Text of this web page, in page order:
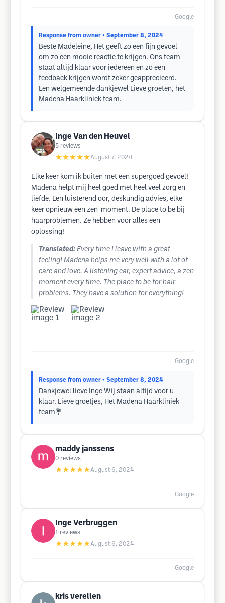
Google
Response from owner • September 8, 2024
Beste Madeleine, Het geeft zo een fijn gevoel
om zo een mooie reactie te krijgen. Ons team
staat altijd klaar voor iedereen en zo een
feedback krijgen wordt zeker geapprecieerd.
Een welgemeende dankjewel Lieve groeten, het
Madena Haarkliniek team.
Inge Van den Heuvel
5 reviews
★★★★★August 7, 2024
Elke keer kom ik buiten met een supergoed gevoel!
Madena helpt mij heel goed met heel veel zorg en
liefde. Een luisterend oor, deskundig advies, elke
keer opnieuw een zen-moment. De place to be bij
haarproblemen. Ze hebben voor alles een
oplossing!
Translated: Every time I leave with a great
feeling! Madena helps me very well with a lot of
care and love. A listening ear, expert advice, a zen
moment every time. The place to be for hair
problems. They have a solution for everything!
Google
Response from owner • September 8, 2024
Dankjewel lieve Inge Wij staan altijd voor u
klaar. Lieve groetjes, Het Madena Haarkliniek
team💐
maddy janssens
0 reviews
★★★★★August 6, 2024
Google
Inge Verbruggen
1 reviews
★★★★★August 6, 2024
Google
kris verellen